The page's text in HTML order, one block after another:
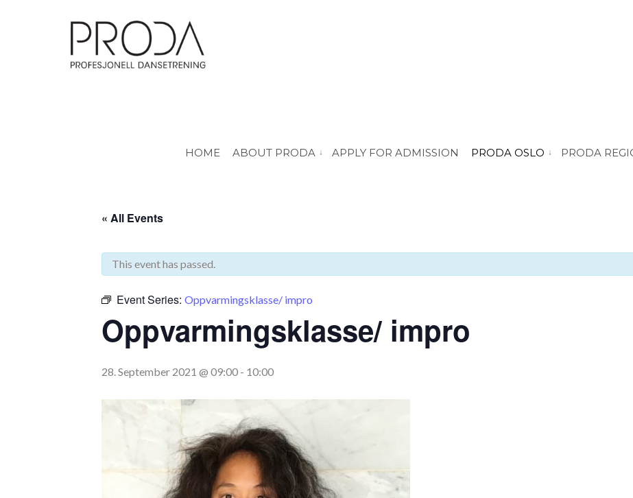
HOME ABOUT PRODA vis submeny for “About PRODA”
APPLY FOR ADMISSION PRODA OSLO vis submeny for
PRODA
« All Events
This event has passed.
Event Series: Oppvarmingsklasse/ impro
Oppvarmingsklasse/ impro
28. September 2021 @ 09:00 - 10:00